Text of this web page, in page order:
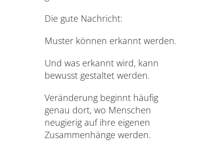
Die gute Nachricht:
Muster können erkannt werden.
Und was erkannt wird, kann
bewusst gestaltet werden.
Veränderung beginnt häufig
genau dort, wo Menschen
neugierig auf ihre eigenen
Zusammenhänge werden.